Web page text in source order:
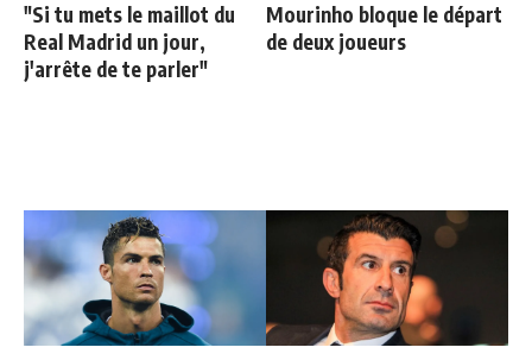
"Si tu mets le maillot du
Real Madrid un jour,
j'arrête de te parler"
Mourinho bloque le départ
de deux joueurs